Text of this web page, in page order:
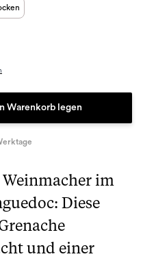
Warenkorb legen
im
Diese
und einer